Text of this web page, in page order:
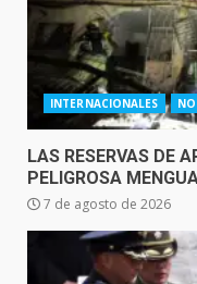
INTERNACIONALES
LAS RESERVAS DE
PELIGROSA
7 de agosto de 2026